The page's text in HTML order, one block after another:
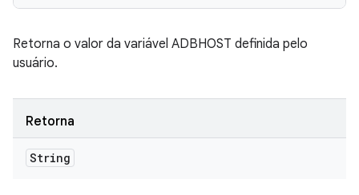
Retorna o valor da variável ADBHOST definida pelo
usuário.
Retorna
String